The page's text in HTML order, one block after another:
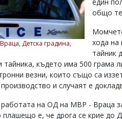
Враца, Детска градина,
общо
хода на
тайник
тайника, където има 500 грама
везни, които също са
и случаят е
на ОД на МВР - Враца
е, че дрога се крие до